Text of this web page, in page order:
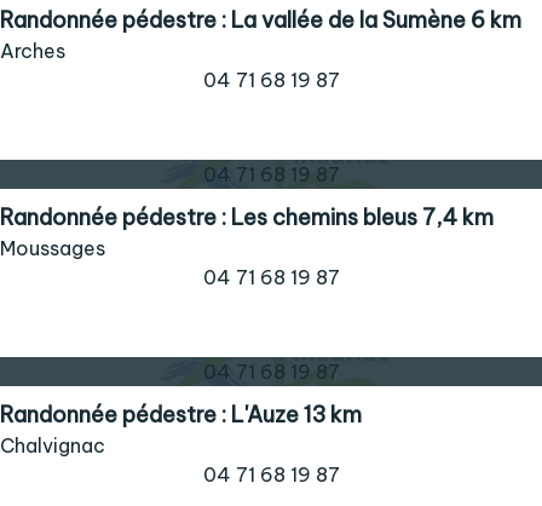
Randonnée pédestre : La vallée de la Sumène 6 km
Arches
04 71 68 19 87
04 71 68 19 87
Randonnée pédestre : Les chemins bleus 7,4 km
Moussages
04 71 68 19 87
04 71 68 19 87
Randonnée pédestre : L'Auze 13 km
Chalvignac
04 71 68 19 87